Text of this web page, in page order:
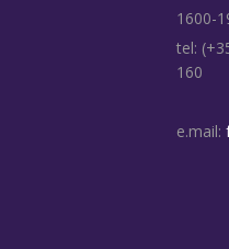
1600-
tel:
160
e.mail: